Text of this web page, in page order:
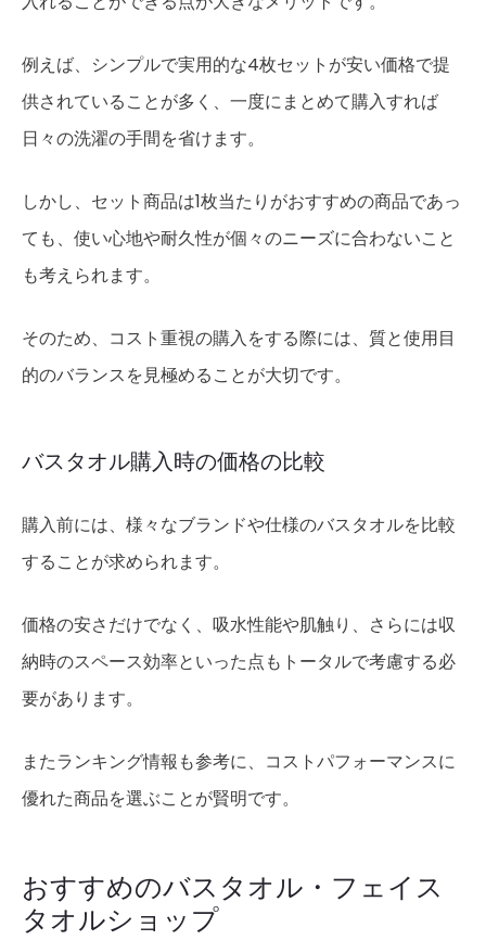
例えば、シンプルで実用的な4枚セットが安い価格で提
供されていることが多く、一度にまとめて購入すれば
日々の洗濯の手間を省けます。
しかし、セット商品は1枚当たりがおすすめの商品であっ
ても、使い心地や耐久性が個々のニーズに合わないこと
も考えられます。
そのため、コスト重視の購入をする際には、質と使用目
的のバランスを見極めることが大切です。
バスタオル購入時の価格の比較
購入前には、様々なブランドや仕様のバスタオルを比較
することが求められます。
価格の安さだけでなく、吸水性能や肌触り、さらには収
納時のスペース効率といった点もトータルで考慮する必
要があります。
またランキング情報も参考に、コストパフォーマンスに
優れた商品を選ぶことが賢明です。
おすすめのバスタオル・フェイス
タオルショップ